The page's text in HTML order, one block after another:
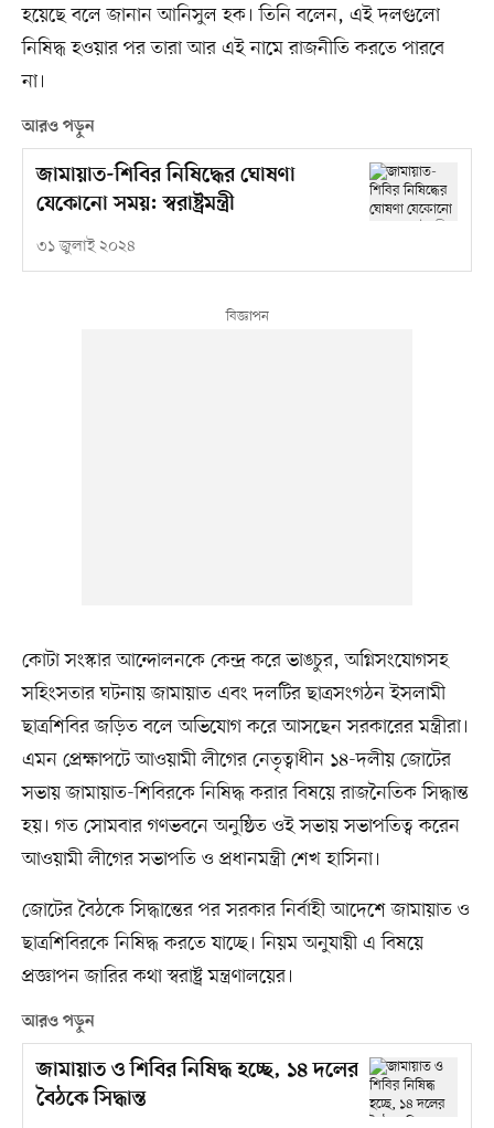
হয়েছে বলে জানান আনিসুল হক। তিনি বলেন, এই দলগুলো
নিষিদ্ধ হওয়ার পর তারা আর এই নামে রাজনীতি করতে পারবে
না।
আরও পড়ুন
জামায়াত-শিবির নিষিদ্ধের ঘোষণা
যেকোনো সময়: স্বরাষ্ট্রমন্ত্রী
৩১ জুলাই ২০২৪
কোটা সংস্কার আন্দোলনকে কেন্দ্র করে ভাঙচুর, অগ্নিসংযোগসহ
সহিংসতার ঘটনায় জামায়াত এবং দলটির ছাত্রসংগঠন ইসলামী
ছাত্রশিবির জড়িত বলে অভিযোগ করে আসছেন সরকারের মন্ত্রীরা।
এমন প্রেক্ষাপটে আওয়ামী লীগের নেতৃত্বাধীন ১৪-দলীয় জোটের
সভায় জামায়াত-শিবিরকে নিষিদ্ধ করার বিষয়ে রাজনৈতিক সিদ্ধান্ত
হয়। গত সোমবার গণভবনে অনুষ্ঠিত ওই সভায় সভাপতিত্ব করেন
আওয়ামী লীগের সভাপতি ও প্রধানমন্ত্রী শেখ হাসিনা।
জোটের বৈঠকে সিদ্ধান্তের পর সরকার নির্বাহী আদেশে জামায়াত ও
ছাত্রশিবিরকে নিষিদ্ধ করতে যাচ্ছে। নিয়ম অনুযায়ী এ বিষয়ে
প্রজ্ঞাপন জারির কথা স্বরাষ্ট্র মন্ত্রণালয়ের।
আরও পড়ুন
জামায়াত ও শিবির নিষিদ্ধ হচ্ছে, ১৪ দলের
বৈঠকে সিদ্ধান্ত